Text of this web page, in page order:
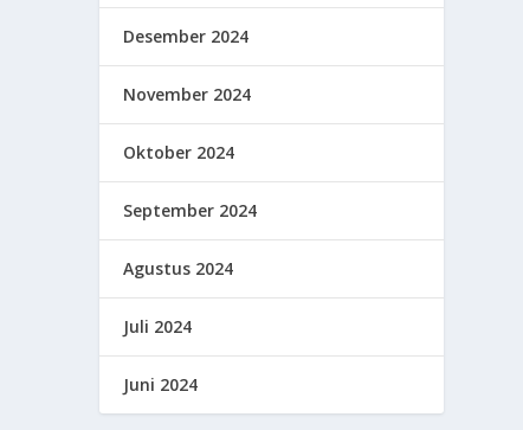
Desember 2024
November 2024
Oktober 2024
September 2024
Agustus 2024
Juli 2024
Juni 2024